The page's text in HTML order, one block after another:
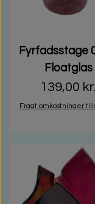
Fyrfadsstage
Floatglas
139,00 kr.
Fragt omkostninger